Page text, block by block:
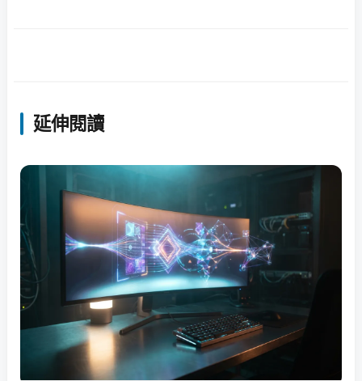
延伸閱讀